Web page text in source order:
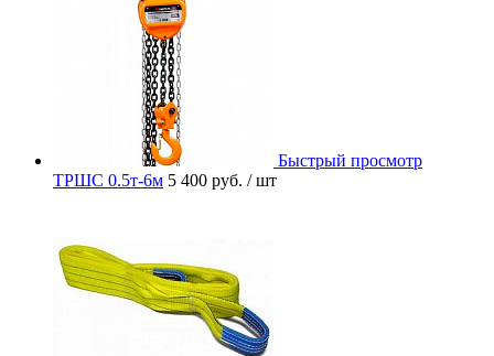
Быстрый просмотр
ТРШС 0.5т-6м 5 400 руб. / шт